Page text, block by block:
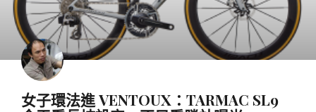
女子環法進 VENTOUX：TARMAC SL9